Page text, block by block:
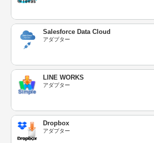
Salesforce Data Cloud
アダプター
LINE WORKS
アダプター
Dropbox
アダプター